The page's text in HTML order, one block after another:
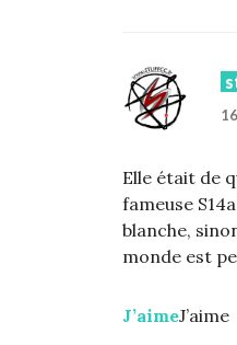
Elle était de
fameuse
blanche,
monde est
J’aimeJ’aime